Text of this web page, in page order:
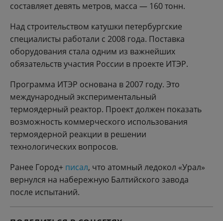
составляет девять метров, масса — 160 тонн.
Над строительством катушки петербургские
специалисты работали с 2008 года. Поставка
оборудования стала одним из важнейших
обязательств участия России в проекте ИТЭР.
Программа ИТЭР основана в 2007 году. Это
международный экспериментальный
термоядерный реактор. Проект должен показать
возможность коммерческого использования
термоядерной реакции в решении
технологических вопросов.
Ранее Город+ писал, что атомный ледокол «Урал»
вернулся на набережную Балтийского завода
после испытаний.